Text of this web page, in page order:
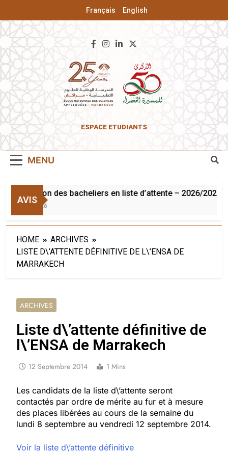
Français English
ENSA De
ESPACE ETUDIANTS
MENU
AVIS
Inscription des bacheliers en liste d’attente – 2026/2027
3 Août 2026
HOME
ARCHIVES
LISTE D\’ATTENTE DÉFINITIVE DE L\’ENSA DE
MARRAKECH
ARCHIVES
Liste d\’attente définitive de
l\’ENSA de Marrakech
12 Septembre 2014 1 Mins
Les candidats de la liste d\’attente seront
contactés par ordre de mérite au fur et à mesure
des places libérées au cours de la semaine du
lundi 8 septembre au vendredi 12 septembre 2014.
Voir la liste d\’attente définitive